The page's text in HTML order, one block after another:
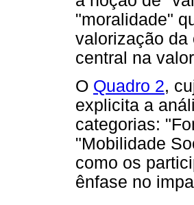
"moralidade"
valorização da
central na
O Quadro 2,
explicita a
categorias:
"Mobilidade
como os
ênfase no